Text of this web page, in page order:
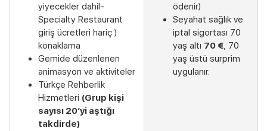
yiyecekler dahil-
Specialty Restaurant
giriş ücretleri hariç )
konaklama
Gemide düzenlenen
animasyon ve aktiviteler
Türkçe Rehberlik
Hizmetleri (Grup kişi
sayısı 20’yi aştığı
takdirde)
ödenir)
Seyahat sağlık ve
iptal sigortası 70
yaş altı 70 € , 70
yaş üstü surprim
uygulanır.